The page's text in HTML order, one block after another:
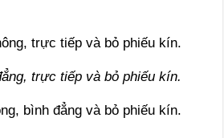
trực tiếp và bỏ phiếu kín.
trực tiếp và bỏ phiếu kín.
bình đẳng và bỏ phiếu kín.